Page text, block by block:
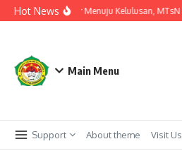
Lewati ke konten
Hot News
Langkah Akhir Menuju Kelulusan, MTsN
Main Menu
Support About theme Visit Us